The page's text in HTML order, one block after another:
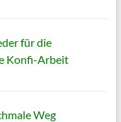
für die
Konfi-Arbeit
Weg